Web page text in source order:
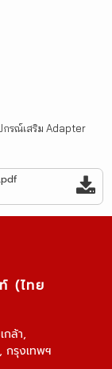
กรณ์เสริม Adapter
(ไทย
ล้า,
กรุงเทพฯ